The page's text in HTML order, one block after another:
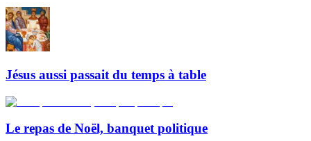
Jésus aussi passait du temps à table
Le repas de Noël, banquet politique